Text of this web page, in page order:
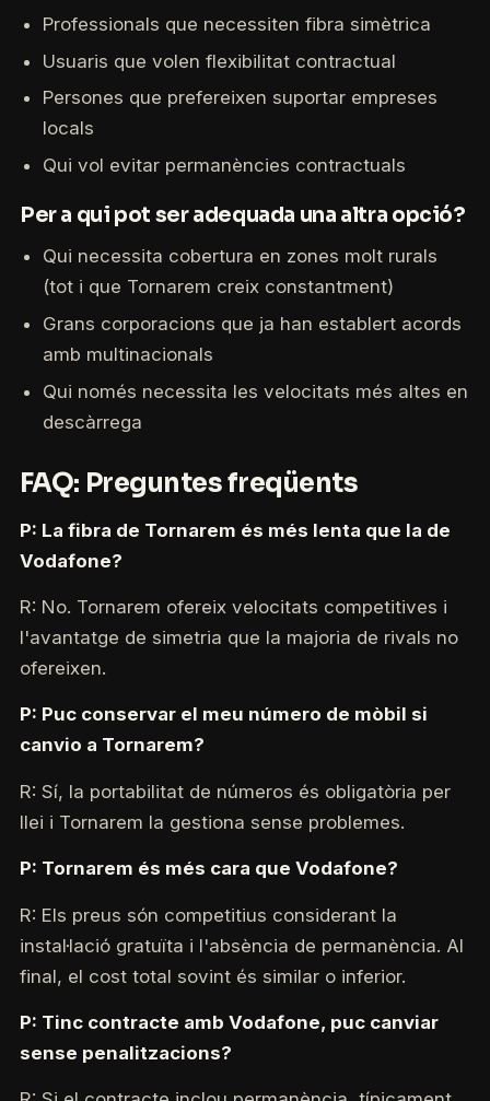
Professionals que necessiten fibra simètrica
Usuaris que volen flexibilitat contractual
Persones que prefereixen suportar empreses
locals
Qui vol evitar permanències contractuals
Per a qui pot ser adequada una altra opció?
Qui necessita cobertura en zones molt rurals
(tot i que Tornarem creix constantment)
Grans corporacions que ja han establert acords
amb multinacionals
Qui només necessita les velocitats més altes en
descàrrega
FAQ: Preguntes freqüents
P: La fibra de Tornarem és més lenta que la de
Vodafone?
R: No. Tornarem ofereix velocitats competitives i
l'avantatge de simetria que la majoria de rivals no
ofereixen.
P: Puc conservar el meu número de mòbil si
canvio a Tornarem?
R: Sí, la portabilitat de números és obligatòria per
llei i Tornarem la gestiona sense problemes.
P: Tornarem és més cara que Vodafone?
R: Els preus són competitius considerant la
instal·lació gratuïta i l'absència de permanència. Al
final, el cost total sovint és similar o inferior.
P: Tinc contracte amb Vodafone, puc canviar
sense penalitzacions?